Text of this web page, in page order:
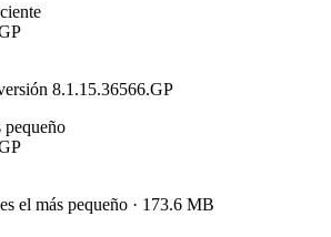
8.1.15.36566.GP
pequeño
el más pequeño · 173.6 MB